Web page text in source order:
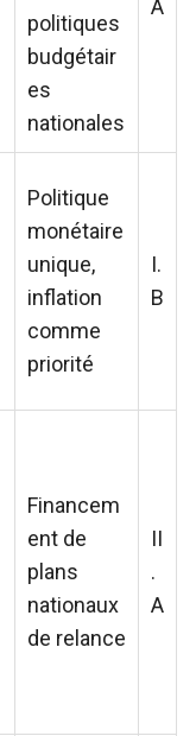
politiques
budgétair
es
nationales
A
Politique
monétaire
unique,
inflation
comme
priorité
I.
B
Financem
ent de
plans
nationaux
de relance
II
.
A